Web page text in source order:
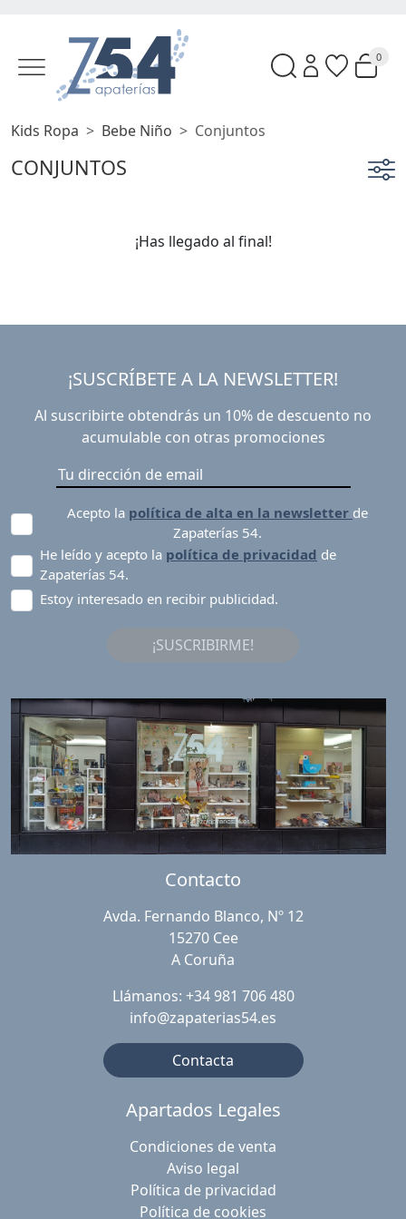
0
Kids Ropa Bebe Niño Conjuntos
CONJUNTOS
¡Has llegado al final!
¡SUSCRÍBETE A LA NEWSLETTER!
Al suscribirte obtendrás un 10% de descuento no
acumulable con otras promociones
Acepto la política de alta en la newsletter de
Zapaterías 54.
He leído y acepto la política de privacidad de
Zapaterías 54.
Estoy interesado en recibir publicidad.
¡SUSCRIBIRME!
Contacto
Avda. Fernando Blanco, Nº 12
15270 Cee
A Coruña
Llámanos: +34 981 706 480
info@zapaterias54.es
Contacta
Apartados Legales
Condiciones de venta
Aviso legal
Política de privacidad
Política de cookies